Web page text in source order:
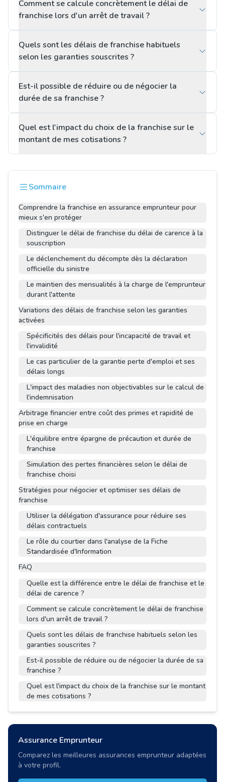
Comment se calcule concrètement le délai de
franchise lors d'un arrêt de travail ?
Quels sont les délais de franchise habituels
selon les garanties souscrites ?
Est-il possible de réduire ou de négocier la
durée de sa franchise ?
Quel est l'impact du choix de la franchise sur le
montant de mes cotisations ?
Sommaire
Comprendre la franchise en assurance emprunteur pour
mieux s'en protéger
Distinguer le délai de franchise du délai de carence à la
souscription
Le déclenchement du décompte dès la déclaration
officielle du sinistre
Le maintien des mensualités à la charge de l'emprunteur
durant l'attente
Variations des délais de franchise selon les garanties
activées
Spécificités des délais pour l'incapacité de travail et
l'invalidité
Le cas particulier de la garantie perte d'emploi et ses
délais longs
L'impact des maladies non objectivables sur le calcul de
l'indemnisation
Arbitrage financier entre coût des primes et rapidité de
prise en charge
L'équilibre entre épargne de précaution et durée de
franchise
Simulation des pertes financières selon le délai de
franchise choisi
Stratégies pour négocier et optimiser ses délais de
franchise
Utiliser la délégation d'assurance pour réduire ses
délais contractuels
Le rôle du courtier dans l'analyse de la Fiche
Standardisée d'Information
FAQ
Quelle est la différence entre le délai de franchise et le
délai de carence ?
Comment se calcule concrètement le délai de franchise
lors d'un arrêt de travail ?
Quels sont les délais de franchise habituels selon les
garanties souscrites ?
Est-il possible de réduire ou de négocier la durée de sa
franchise ?
Quel est l'impact du choix de la franchise sur le montant
de mes cotisations ?
Assurance Emprunteur
Comparez les meilleures assurances emprunteur adaptées
à votre profil.